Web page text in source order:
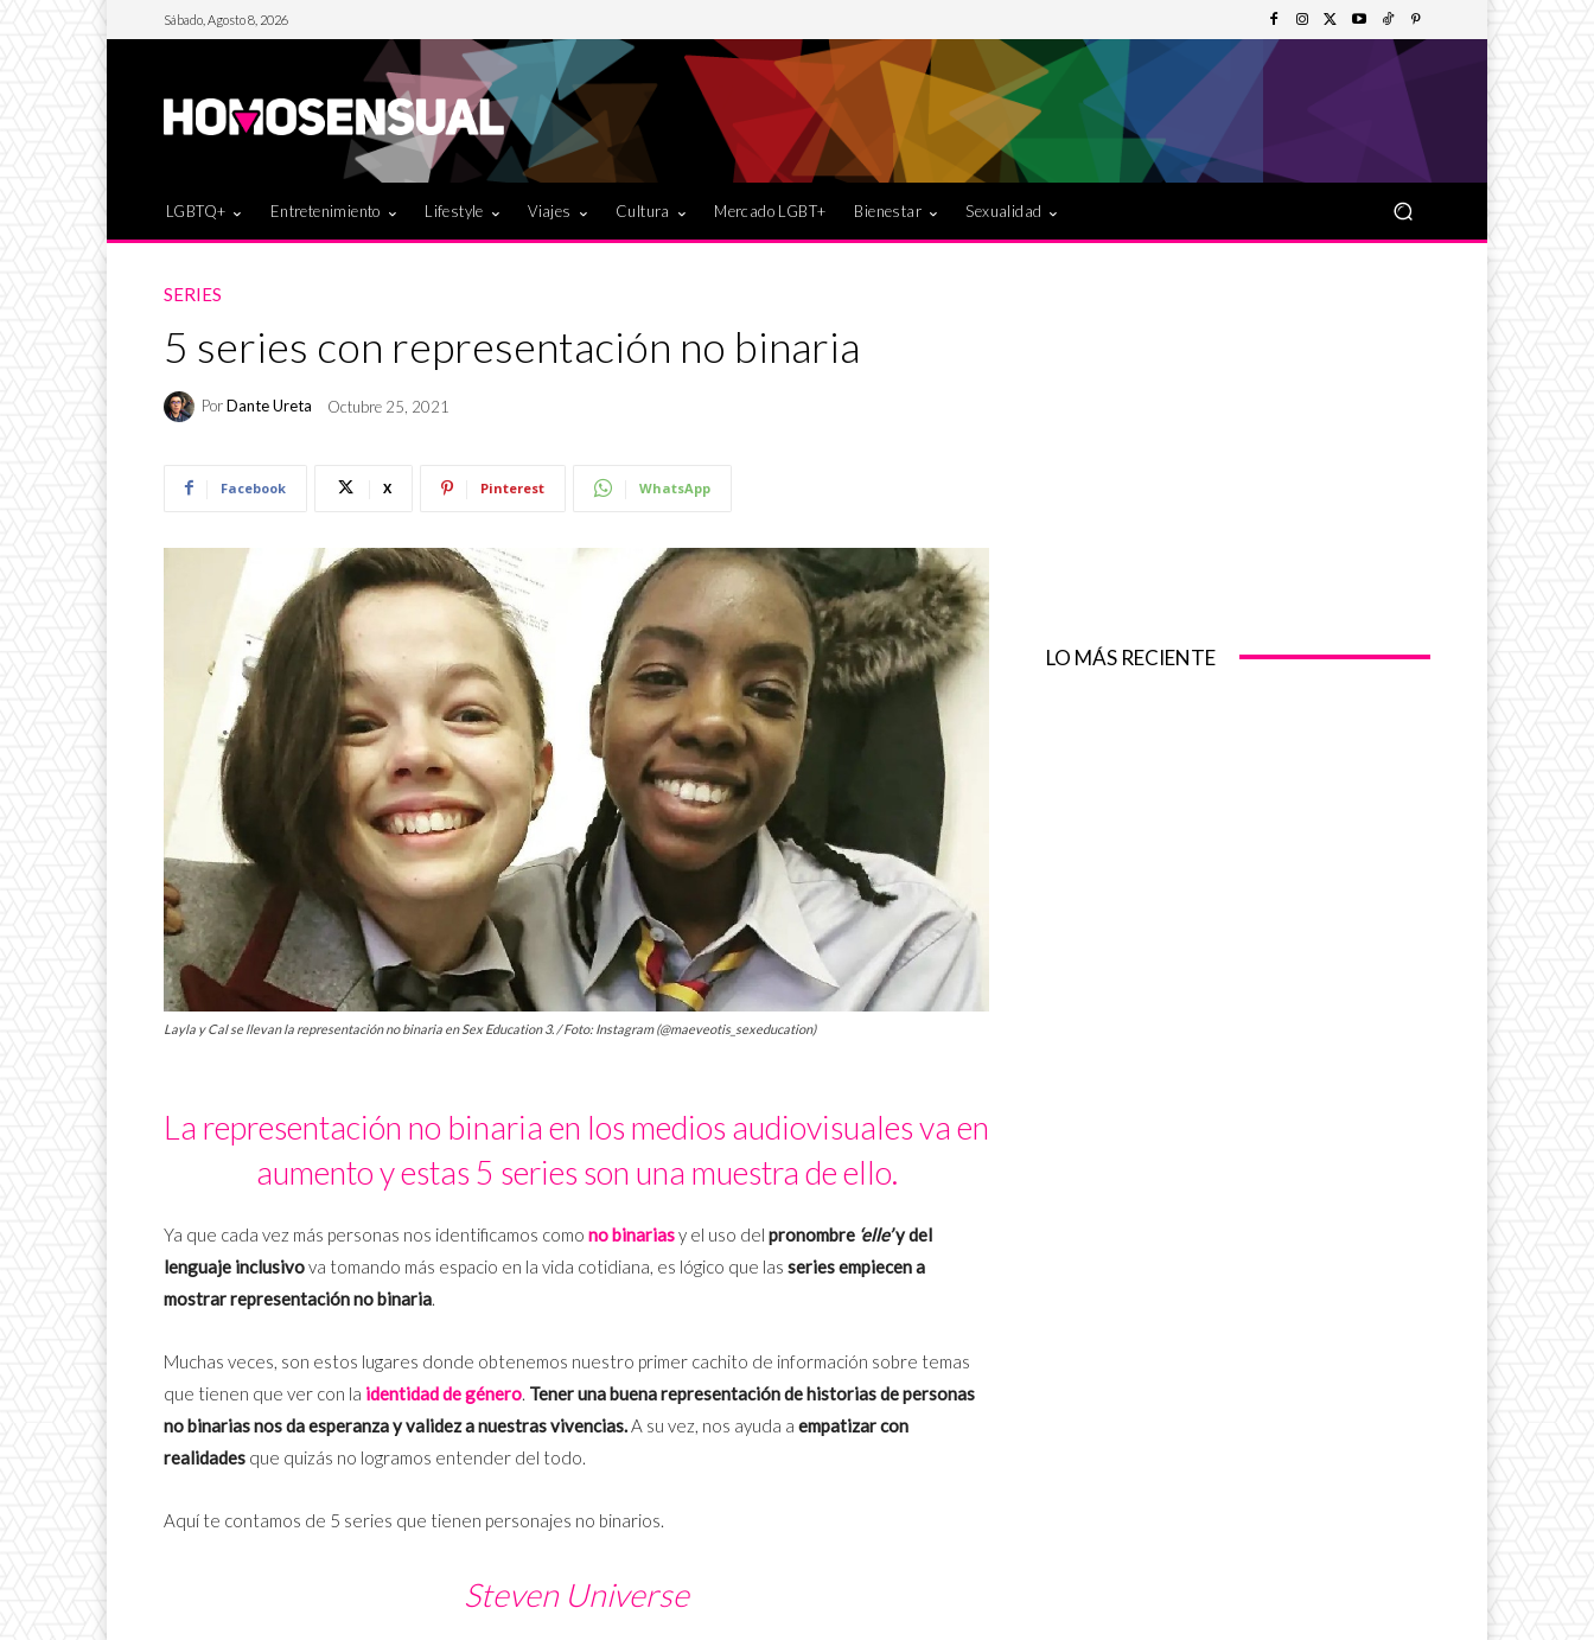
Sábado, Agosto 8, 2026
LGBTQ+ Entretenimiento Lifestyle Viajes Cultura Mercado LGBT+ Bienestar Sexualidad
SERIES
5 series con representación no binaria
PorDante Ureta Octubre 25, 2021
Facebook X Pinterest WhatsApp
Layla y Cal se llevan la representación no binaria en Sex Education 3. / Foto: Instagram (@maeveotis_sexeducation)
La representación no binaria en los medios audiovisuales va en
aumento y estas 5 series son una muestra de ello.
Ya que cada vez más personas nos identificamos como no binariasy el uso del pronombre ‘elle’y del
lenguaje inclusivova tomando más espacio en la vida cotidiana, es lógico que las series empiecen a
mostrar representación no binaria.
Muchas veces, son estos lugares donde obtenemos nuestro primer cachito de información sobre temas
que tienen que ver con la identidad de género. Tener una buena representación de historias de personas
no binarias nos da esperanza y validez a nuestras vivencias.A su vez, nos ayuda a empatizar con
realidades que quizás no logramos entender del todo.
Aquí te contamos de 5 series que tienen personajes no binarios.
Steven Universe
LO MÁS RECIENTE